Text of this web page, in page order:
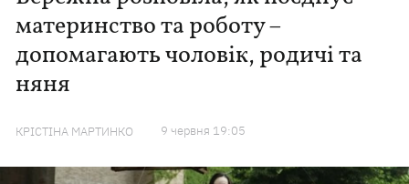
материнство та роботу –
допомагають чоловік, родичі та
няня
КРІСТІНА МАРТИНКО 9 червня 19:05